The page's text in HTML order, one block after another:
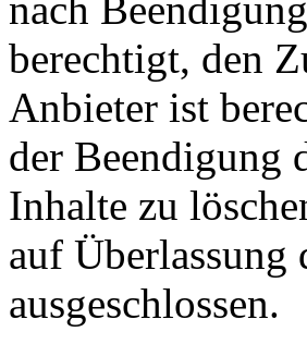
nach
berechtigt, den
Anbieter ist
der Beendigung
Inhalte zu
auf
ausgeschlossen.